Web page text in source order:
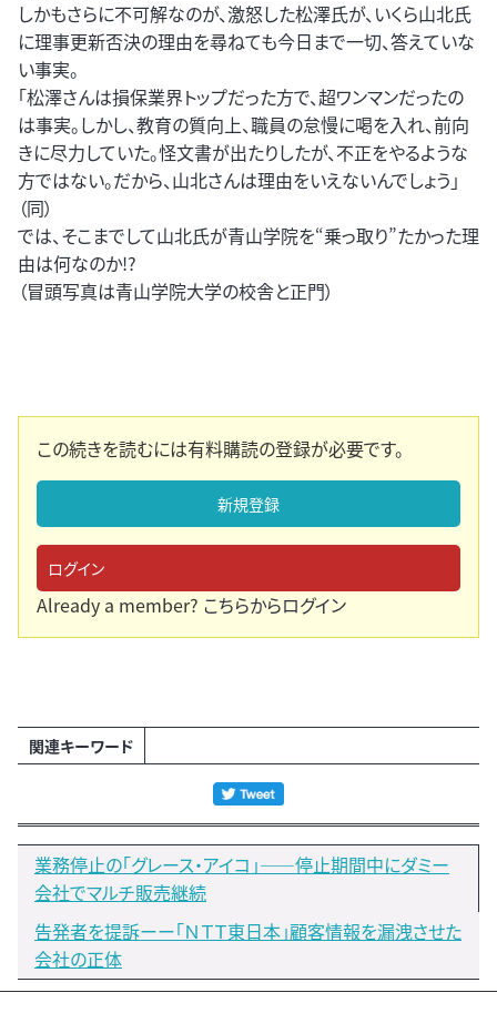
しかもさらに不可解なのが、激怒した松澤氏が、いくら山北氏
に理事更新否決の理由を尋ねても今日まで一切、答えていな
い事実。
「松澤さんは損保業界トップだった方で、超ワンマンだったの
は事実。しかし、教育の質向上、職員の怠慢に喝を入れ、前向
きに尽力していた。怪文書が出たりしたが、不正をやるような
方ではない。だから、山北さんは理由をいえないんでしょう」
（同）
では、そこまでして山北氏が青山学院を“乗っ取り”たかった理
由は何なのか!?
（冒頭写真は青山学院大学の校舎と正門）
この続きを読むには有料購読の登録が必要です。
新規登録
ログイン
Already a member? こちらからログイン
関連キーワード
業務停止の「グレース・アイコ」――停止期間中にダミー
会社でマルチ販売継続
告発者を提訴ーー「ＮＴＴ東日本」顧客情報を漏洩させた
会社の正体